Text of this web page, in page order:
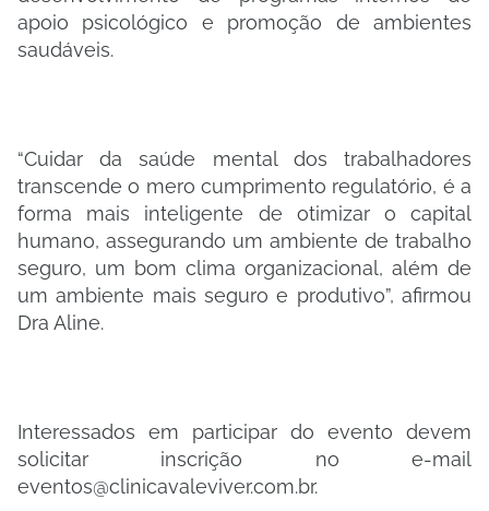
apoio psicológico e promoção de ambientes
saudáveis.
“Cuidar da saúde mental dos trabalhadores
transcende o mero cumprimento regulatório, é a
forma mais inteligente de otimizar o capital
humano, assegurando um ambiente de trabalho
seguro, um bom clima organizacional, além de
um ambiente mais seguro e produtivo”, afirmou
Dra Aline.
Interessados em participar do evento devem
solicitar inscrição no e-mail
eventos@clinicavaleviver.com.br.